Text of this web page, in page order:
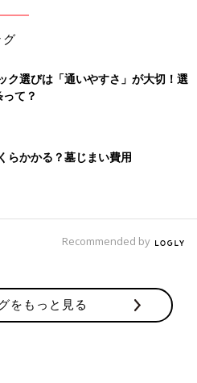
ク選びは「通いやすさ」が大切！選
て？
らかかる？墓じまい費用
Recommended by
をもっと見る